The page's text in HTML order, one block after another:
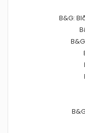
B&G: